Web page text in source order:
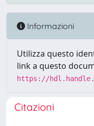
Informazioni
Utilizza questo
link a questo
https://
Citazioni